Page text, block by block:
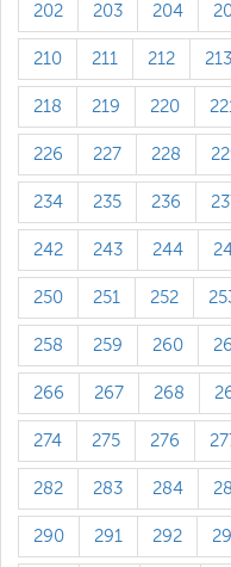
202 203 204
210 211 212 213
218 219 220 221
226 227 228
234 235 236
242 243 244
250 251 252
258 259 260
266 267 268
274 275 276
282 283 284
290 291 292